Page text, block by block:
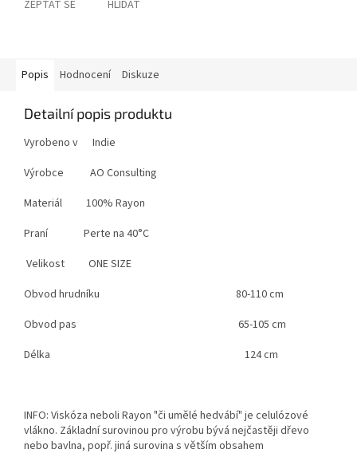
ZEPTAT SE HLÍDAT
Popis Hodnocení Diskuze
Detailní popis produktu
Vyrobeno v Indie
Výrobce AO Consulting
Materiál 100% Rayon
Praní Perte na 40°C
Velikost ONE SIZE
Obvod hrudníku
80-110 cm
Obvod pas
65-105 cm
Délka
124 cm
INFO: Viskóza neboli Rayon "či umělé hedvábí" je celulózové
vlákno. Základní surovinou pro výrobu bývá nejčastěji dřevo
nebo bavlna, popř. jiná surovina s větším obsahem